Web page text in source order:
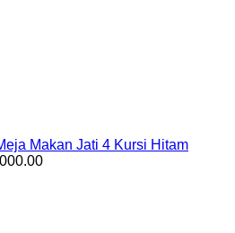
Makan Jati 4 Kursi Hitam